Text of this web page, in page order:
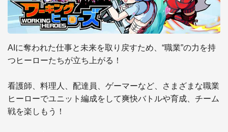
AIに奪われた仕事と未来を取り戻すため、“職業”の力を持
つヒーローたちが立ち上がる！
看護師、料理人、配達員、ゲーマーなど、さまざまな職業
ヒーローでユニット編成をして爽快バトルや育成、チーム
戦を楽しもう！